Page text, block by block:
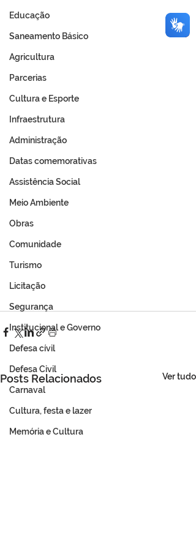
Educação
Saneamento Básico
Agricultura
Parcerias
Cultura e Esporte
Infraestrutura
Administração
Datas comemorativas
Assistência Social
Meio Ambiente
Obras
Comunidade
Turismo
Licitação
Segurança
Institucional e Governo
Defesa cívil
Defesa Civil
Carnaval
Cultura, festa e lazer
Memória e Cultura
Posts Relacionados Ver tudo